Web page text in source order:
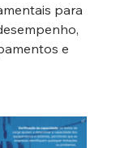
para
e